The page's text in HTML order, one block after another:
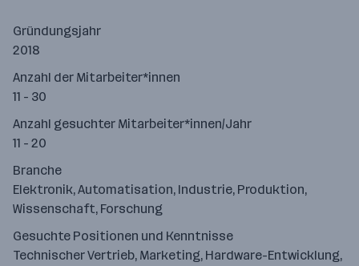
Gründungsjahr
2018
Anzahl der Mitarbeiter*innen
11 - 30
Anzahl gesuchter Mitarbeiter*innen/Jahr
11 - 20
Branche
Elektronik, Automatisation, Industrie, Produktion,
Wissenschaft, Forschung
Gesuchte Positionen und Kenntnisse
Technischer Vertrieb, Marketing, Hardware-Entwicklung,